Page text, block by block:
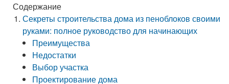
Содержание
Секреты строительства дома из пеноблоков своими
руками: полное руководство для начинающих
Преимущества
Недостатки
Выбор участка
Проектирование дома